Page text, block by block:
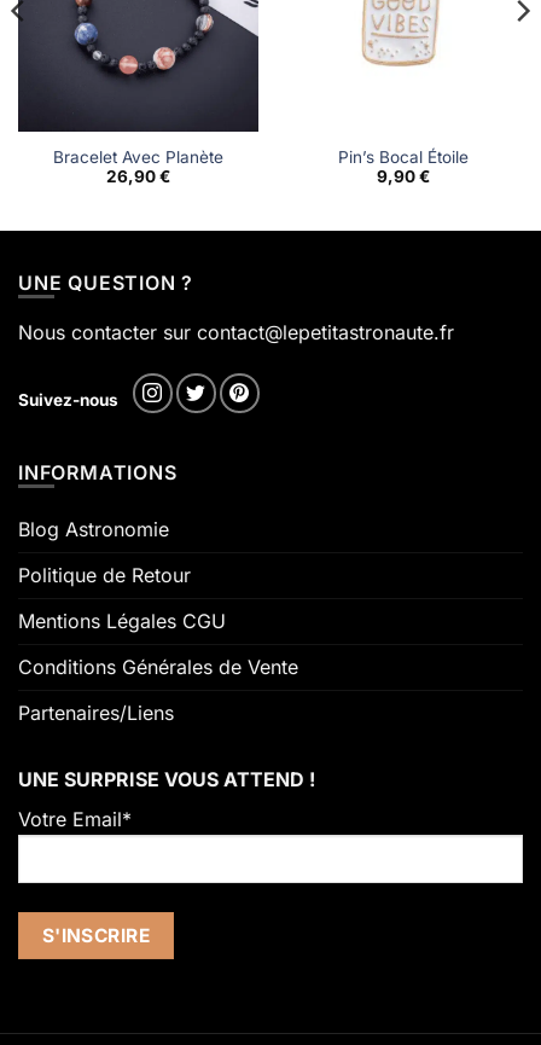
Bracelet Avec Planète
26,90€
Pin’s Bocal Étoile
9,90€
UNE QUESTION ?
Nous contacter sur contact@lepetitastronaute.fr
Suivez-nous
INFORMATIONS
Blog Astronomie
Politique de Retour
Mentions Légales CGU
Conditions Générales de Vente
Partenaires/Liens
UNE SURPRISE VOUS ATTEND !
Votre Email*